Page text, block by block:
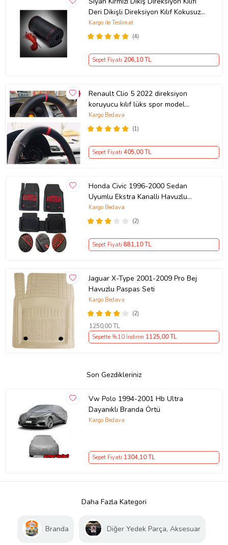
Deri Dikişli Direksiyon Kılıf Kokusuz
Kılıf
(4)
Kargo ile Teslimat
Sepet Fiyatı 206,10 TL
Renault Clio 5 2022 direksiyon
koruyucu kılıf lüks spor model
karbon deri
(1)
Kargo Bedava
Sepet Fiyatı 405,00 TL
Honda Civic 1996-2000 Sedan
Uyumlu Ekstra Kanallı Havuzlu
Paspas Seti Krom Kırmızı 4D
(2)
Kargo Bedava
Sepet Fiyatı 881,10 TL
Jaguar X-Type 2001-2009 Pro Bej
Havuzlu Paspas Seti
(2)
Kargo Bedava
1250,00 TL
Sepette %10 İndirim 1125,00 TL
Son Gezdikleriniz
Vw Polo 1994-2001 Hb Ultra
Dayanıklı Branda Örtü
Kargo Bedava
Sepet Fiyatı 1304,10 TL
Daha Fazla Kategori
Branda Diğer Yedek Parça, Aksesuar